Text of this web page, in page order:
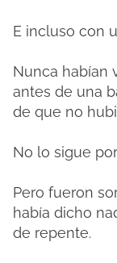
E incluso con
Nunca habían
antes de una
de que no
No lo sigue
Pero fueron
había dicho
de repente.